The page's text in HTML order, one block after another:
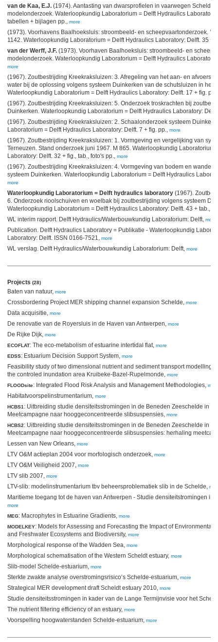
van de Kaa, E.J. (1974). Aantasting van dwarsprofielen in vaarwegen
modelonderzoek. Waterloopkundig Laboratorium = Delft Hydraulics
tabellen + bijlagen pp., more
(1973). Voorhavens Baalhoeksluis: stroombeeld- en scheepvaartonderzoek.
1142. Waterloopkundig Laboratorium = Delft Hydraulics Laboratory: Delft. 35 +
van der Werff, J.F. (1973). Voorhaven Baalhoeksluis: stroombeeld- en
modelonderzoek. Waterloopkundig Laboratorium = Delft Hydraulics
more
(1967). Zoutbestrijding Kreekraksluizen: 3. Afregeling van het aan- en
water bij de oplossing volgens systeem Duinkerken van de schutsluizen in het
Waterloopkundig Laboratorium = Delft Hydraulics Laboratory: Delft. 17 + fig.
(1967). Zoutbestrijding Kreekraksluizen: 5. Onderzoek troskrachten bij
Duinkerken. Waterloopkundig Laboratorium = Delft Hydraulics Laboratory:
(1967). Zoutbestrijding Kreekraksluizen: 2. Schaalonderzoek systeem
Laboratorium = Delft Hydraulics Laboratory: Delft. 7 + fig. pp., more
(1967). Zoutbestrijding Kreekraksluizen: 1. Vormgeving en vergelijking van
Terneuzen. Stand onderzoek juni 1967. M 865. Waterloopkundig Laboratorium
Laboratory: Delft. 32 + fig., tab., foto's pp., more
(1967). Zoutbestrijding Kreekraksluizen: 4. Vormgeving van bodem en wanden
systeem Duinkerken. Waterloopkundig Laboratorium = Delft Hydraulics
more
Waterloopkundig Laboratorium = Delft hydraulics laboratory (1967).
6. Onderzoek rioolschuiven en woelbak bij zoutbestrijding volgens systeem
Waterloopkundig Laboratorium = Delft Hydraulics Laboratory: Delft. 43 + tab.,
WL interim rapport. Delft Hydraulics/Waterbouwkundig Laboratorium: Delft, more
Publication. Delft Hydraulics Laboratory = Publikatie - Waterloopkundig
Laboratory: Delft. ISSN 0166-7521, more
WL verslag. Delft Hydraulics/Waterbouwkundig Laboratorium: Delft, more
Projects (28)
Baten van natuur, more
Crossbordering Project MER shipping channel expansion Schelde, more
Data acquisitie, more
De renovatie van de Royersluis in de Haven van Antwerpen, more
De Rijke Dijk, more
ECOFLAT: The eco-metabolism of estuarine intertidal flat, more
EDSS: Estuarium Decision Support System, more
Feasibility study of two dimensional nutrient and sediment transport modelling
the controled inundation area Kruibeke-Bazel-Rupelmonde, more
FLOODsite: Integrated Flood Risk Analysis and Management Methodologies,
Habitatvoorspelinstrumentarium, more
HCBS1 : Uitbreiding studie densiteitsstromingen in de Beneden Zeeschelde in
Meetcampagne naar hooggeconcentreerde slibsuspensies, more
HCBS2: Uitbreiding studie densiteitsstromingen in de Beneden Zeeschelde in
Meetcampagne naar hooggeconcentreerde slibsuspensies: herhaling
Lessen van New Orleans, more
LTV O&M actieplan 2004 voor morfologisch onderzoek, more
LTV O&M Veiligheid 2007, more
LTV slib 2007, more
LTV-slib: modelinstrumentarium tbv beheersproblematiek slib in de Schelde,
Maritieme toegang tot de haven van Antwerpen - Studie densiteitstromingen in
more
MEG: Macrophytes in Estuarine Gradients, more
MODELKEY: Models for Assessing and Forecasting the Impact of Environmental
and Freshwater Ecosystems and Biodiversity, more
Morphological response of the Wadden Sea, more
Morphological schematisation of the Western Scheldt estuary, more
Slib-model Schelde-estuarium, more
Sterkte zwakte analyse overstromingsrisico’s Schelde-estuarium, more
Strategical MER development draft Scheldt estuary 2010, more
Studie densiteitsstromingen in kader van de Lange Termijnvisie voor het
The nutrient filtering efficiency of an estuary, more
Voorspelling hoogwaterstanden Schelde-estuarium, more